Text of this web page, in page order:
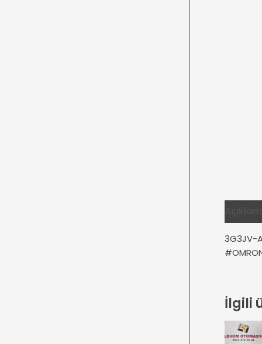
3G3JV-
İlgili